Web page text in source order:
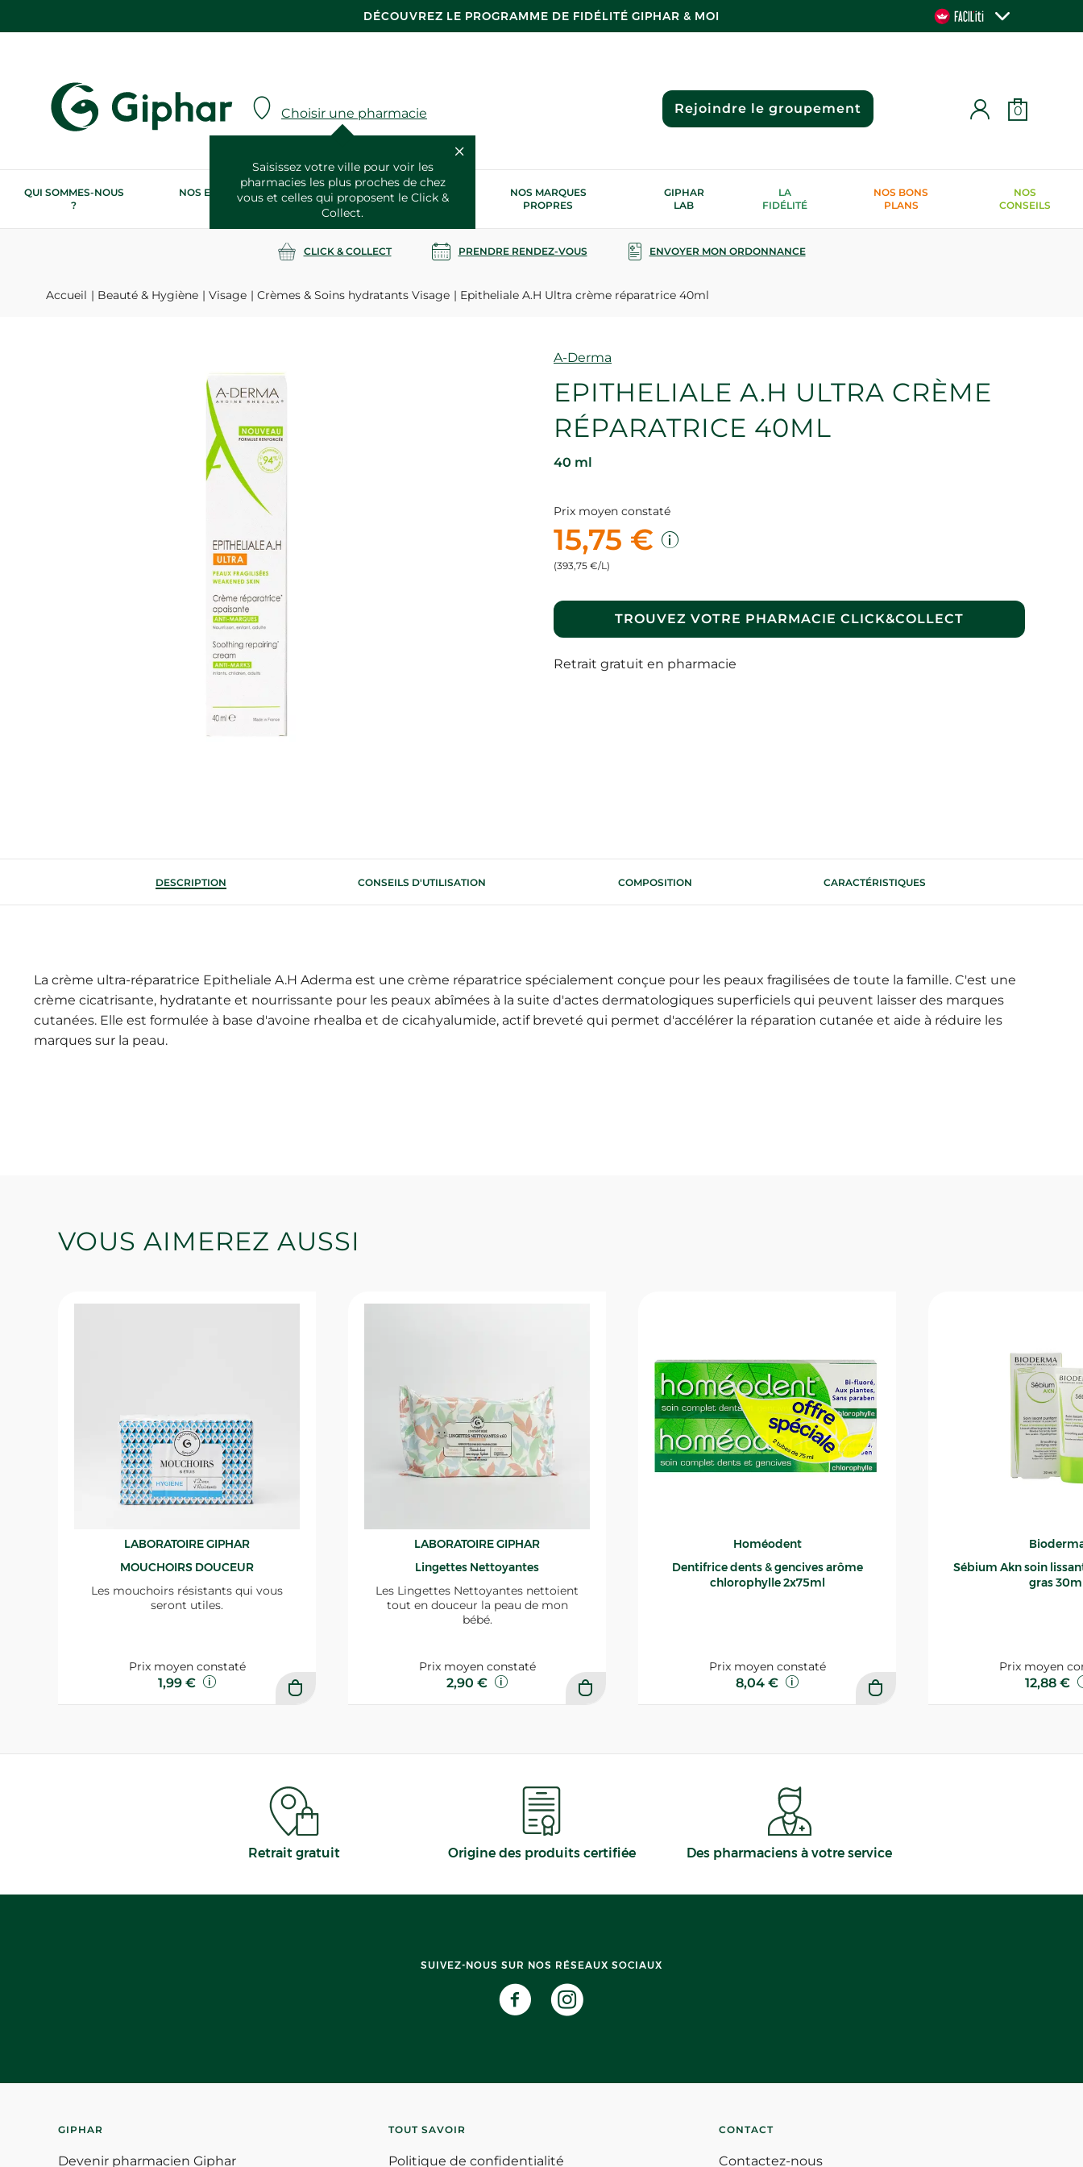
DÉCOUVREZ LE PROGRAMME DE FIDÉLITÉ GIPHAR & MOI
Choisir une pharmacie
Saisissez votre ville pour voir les
pharmacies les plus proches de chez
vous et celles qui proposent le Click &
Collect.
Rejoindre le groupement 0
QUI SOMMES-NOUS
?
NOS ENGAGEMENTS
RSE
NOS SERVICES
SANTÉ
NOS MARQUES
PROPRES
GIPHAR
LAB
LA
FIDÉLITÉ
NOS BONS
PLANS
NOS
CONSEILS
CLICK & COLLECT PRENDRE RENDEZ-VOUS ENVOYER MON ORDONNANCE
Accueil Beauté & Hygiène Visage Crèmes & Soins hydratants Visage Epitheliale A.H Ultra crème réparatrice 40ml
Marque
A-Derma
EPITHELIALE A.H ULTRA CRÈME
RÉPARATRICE 40ML
40 ml
Prix moyen constaté
15,75 €
(393,75 €/L)
TROUVEZ VOTRE PHARMACIE CLICK&COLLECT
Retrait gratuit en pharmacie
DESCRIPTION CONSEILS D'UTILISATION COMPOSITION CARACTÉRISTIQUES
La crème ultra-réparatrice Epitheliale A.H Aderma est une crème réparatrice spécialement conçue pour les peaux fragilisées de toute la famille. C'est une
crème cicatrisante, hydratante et nourrissante pour les peaux abîmées à la suite d'actes dermatologiques superficiels qui peuvent laisser des marques
cutanées. Elle est formulée à base d'avoine rhealba et de cicahyalumide, actif breveté qui permet d'accélérer la réparation cutanée et aide à réduire les
marques sur la peau.
VOUS AIMEREZ AUSSI
LABORATOIRE GIPHAR
MOUCHOIRS DOUCEUR
Les mouchoirs résistants qui vous
seront utiles.
Prix moyen constaté
1,99 €
LABORATOIRE GIPHAR
Lingettes Nettoyantes
Les Lingettes Nettoyantes nettoient
tout en douceur la peau de mon
bébé.
Prix moyen constaté
2,90 €
Homéodent
Dentifrice dents & gencives arôme
chlorophylle 2x75ml
Prix moyen constaté
8,04 €
Sébium Akn soin lissant
gras
Prix moyen
12,88 €
Retrait gratuit Origine des produits certifiée Des pharmaciens à votre service
SUIVEZ-NOUS SUR NOS RÉSEAUX SOCIAUX
GIPHAR
Devenir pharmacien Giphar
TOUT SAVOIR
Politique de confidentialité
CONTACT
Contactez-nous